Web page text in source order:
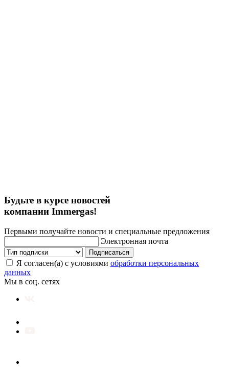
Будьте в курсе новостей
компании Immergas!
Первыми получайте новости и специальные предложения
Электронная почта
Подписаться
Я согласен(а) с условиями обработки персональных
данных
Мы в соц. сетях